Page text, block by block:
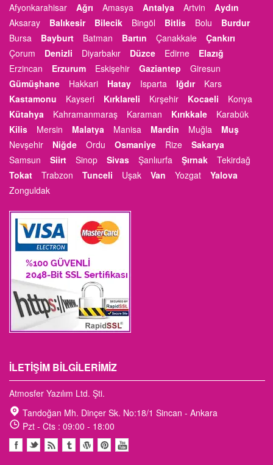
Afyonkarahisar
Ağrı Amasya Antalya Artvin
Aydın
Aksaray
Balıkesir Bilecik Bingöl Bitlis Bolu
Burdur
Bursa
Bayburt Batman Bartın Çanakkale
Çankırı
Çorum
Denizli Diyarbakır Düzce Edirne
Elazığ
Erzincan
Erzurum Eskişehir Gaziantep
Giresun
Gümüşhane
Hakkari Hatay Isparta Iğdır
Kars
Kastamonu
Kayseri Kırklareli Kırşehir Kocaeli
Konya
Kütahya
Kahramanmaraş Karaman Kırıkkale
Karabük
Kilis
Mersin Malatya Manisa Mardin Muğla
Muş
Nevşehir
Niğde Ordu Osmaniye Rize
Sakarya
Samsun
Siirt Sinop Sivas Şanlıurfa Şırnak
Tekirdağ
Tokat
Trabzon Tunceli Uşak Van Yozgat
Yalova
Zonguldak
İLETIŞIM BILGILERIMIZ
Atmosfer Yazılım Ltd. Şti.
Tandoğan Mh. Dinçer Sk. No:18/1 Sincan - Ankara
Pzt - Cts : 09:00 - 18:00